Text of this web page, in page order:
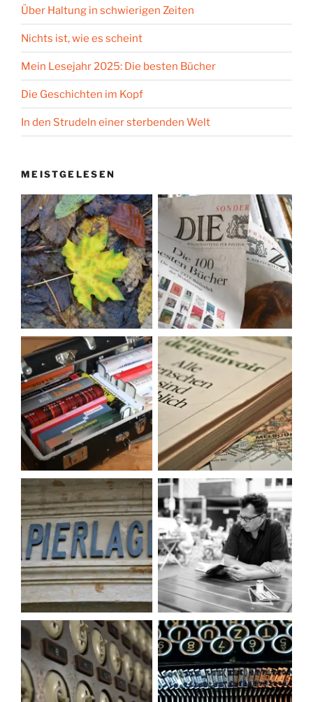
Über Haltung in schwierigen Zeiten
Nichts ist, wie es scheint
Mein Lesejahr 2025: Die besten Bücher
Die Geschichten im Kopf
In den Strudeln einer sterbenden Welt
MEISTGELESEN